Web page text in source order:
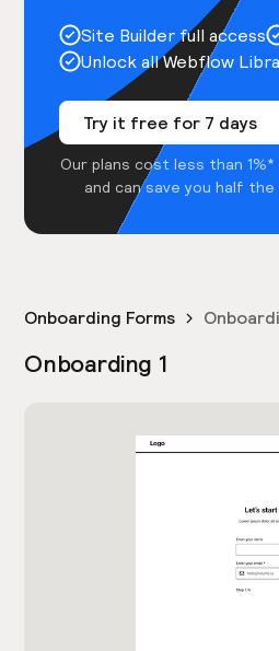
Site Builder full access
Unlock all Webflow
Try it free for 7 days
Our plans cost less than
and can save you half
Onboarding Forms
Onboarding 1